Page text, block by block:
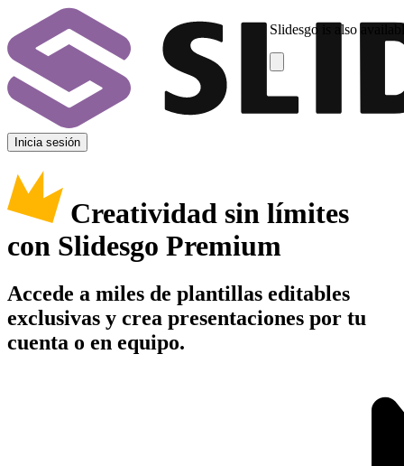
Slidesgo is also
Inicia sesión
Creatividad sin límites
con Slidesgo Premium
Accede a miles de plantillas editables
exclusivas y crea presentaciones por tu
cuenta o en equipo.